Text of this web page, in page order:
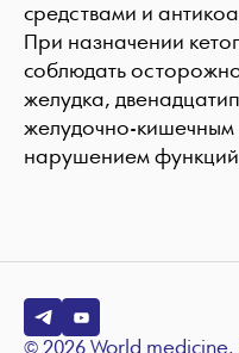
средствами и
При назначении
соблюдать
желудка,
желудочно-кишечным
нарушением функций